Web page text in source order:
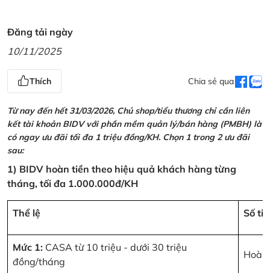
Đăng tải ngày
10/11/2025
Thích Chia sẻ qua
Từ nay đến hết 31/03/2026, Chủ shop/tiểu thương chỉ cần liên
kết tài khoản BIDV với phần mềm quản lý/bán hàng (PMBH) là
có ngay ưu đãi tối đa 1 triệu đồng/KH. Chọn 1 trong 2 ưu đãi
sau:
1) BIDV hoàn tiền theo hiệu quả khách hàng từng
tháng, tối đa 1.000.000đ/KH
Thể lệ Số
Mức 1: CASA từ 10 triệu - dưới 30 triệu
đồng/tháng